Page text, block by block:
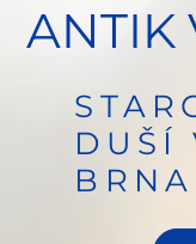
ANTIK
DUŠÍ
BRNA